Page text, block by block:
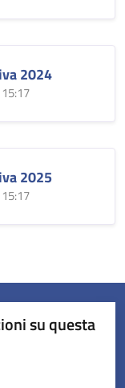
2024
2025
su questa